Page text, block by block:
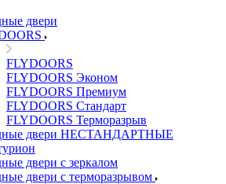
двери
FLYDOORS
FLYDOORS Эконом
FLYDOORS Премиум
FLYDOORS Стандарт
FLYDOORS Терморазрыв
двери НЕСТАНДАРТНЫЕ
двери с зеркалом
двери с терморазрывом